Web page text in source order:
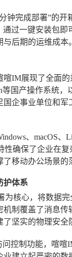
钟完成部署”的开
过一键安装包即
后期的运维成本。
喧IM展现了全面
等国产操作系统，
国企事业单位和
、macOS、
性确保了企业在
移动办公场景的
护体系
为核心，将数据
机制覆盖了消息传
坚实的物理安全
问控制功能，喧喧